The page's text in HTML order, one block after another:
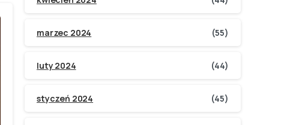
marzec 2024 (55)
luty 2024 (44)
styczeń 2024 (45)